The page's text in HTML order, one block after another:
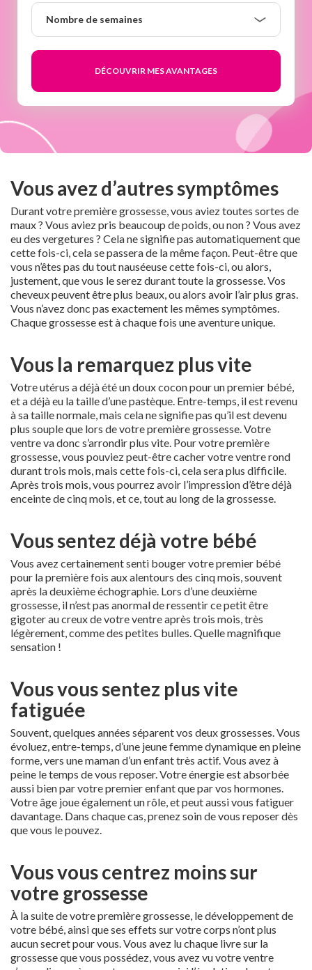
semaines
Nombre de semaines
Vous avez d’autres symptômes
Durant votre première grossesse, vous aviez toutes sortes de
maux ? Vous aviez pris beaucoup de poids, ou non ? Vous avez
eu des vergetures ? Cela ne signifie pas automatiquement que
cette fois-ci, cela se passera de la même façon. Peut-être que
vous n’êtes pas du tout nauséeuse cette fois-ci, ou alors,
justement, que vous le serez durant toute la grossesse. Vos
cheveux peuvent être plus beaux, ou alors avoir l’air plus gras.
Vous n’avez donc pas exactement les mêmes symptômes.
Chaque grossesse est à chaque fois une aventure unique.
Vous la remarquez plus vite
Votre utérus a déjà été un doux cocon pour un premier bébé,
et a déjà eu la taille d’une pastèque. Entre-temps, il est revenu
à sa taille normale, mais cela ne signifie pas qu’il est devenu
plus souple que lors de votre première grossesse. Votre
ventre va donc s’arrondir plus vite. Pour votre première
grossesse, vous pouviez peut-être cacher votre ventre rond
durant trois mois, mais cette fois-ci, cela sera plus difficile.
Après trois mois, vous pourrez avoir l’impression d’être déjà
enceinte de cinq mois, et ce, tout au long de la grossesse.
Vous sentez déjà votre bébé
Vous avez certainement senti bouger votre premier bébé
pour la première fois aux alentours des cinq mois, souvent
après la deuxième échographie. Lors d’une deuxième
grossesse, il n’est pas anormal de ressentir ce petit être
gigoter au creux de votre ventre après trois mois, très
légèrement, comme des petites bulles. Quelle magnifique
sensation !
Vous vous sentez plus vite
fatiguée
Souvent, quelques années séparent vos deux grossesses. Vous
évoluez, entre-temps, d’une jeune femme dynamique en pleine
forme, vers une maman d’un enfant très actif. Vous avez à
peine le temps de vous reposer. Votre énergie est absorbée
aussi bien par votre premier enfant que par vos hormones.
Votre âge joue également un rôle, et peut aussi vous fatiguer
davantage. Dans chaque cas, prenez soin de vous reposer dès
que vous le pouvez.
Vous vous centrez moins sur
votre grossesse
À la suite de votre première grossesse, le développement de
votre bébé, ainsi que ses effets sur votre corps n’ont plus
aucun secret pour vous. Vous avez lu chaque livre sur la
grossesse que vous possédez, vous avez vu votre ventre